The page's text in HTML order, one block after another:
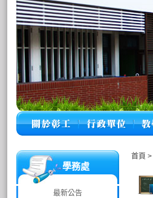
學務處
最新公告
首頁 >